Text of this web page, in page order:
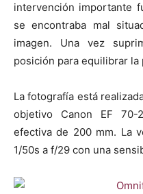
intervención importante
se encontraba mal
imagen. Una vez
posición para equilibrar
La fotografía está
objetivo Canon EF
efectiva de 200 mm. La
1/50s a f/29 con una